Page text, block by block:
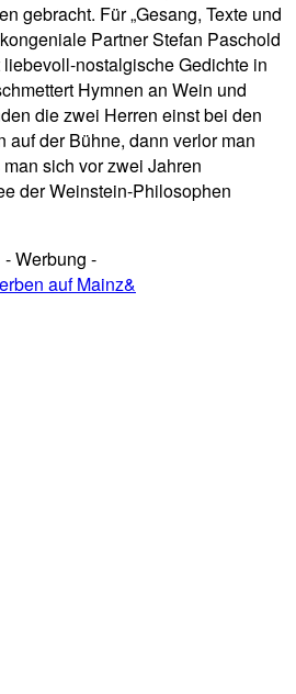
gebracht. Für „Gesang, Texte und
Partner Stefan Paschold
nostalgische Gedichte in
Hymnen an Wein und
die zwei Herren einst bei den
auf der Bühne, dann verlor man
sich vor zwei Jahren
der Weinstein-Philosophen
- Werbung -